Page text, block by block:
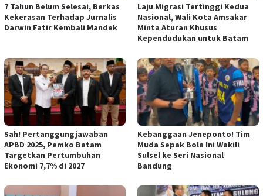
7 Tahun Belum Selesai, Berkas
Kekerasan Terhadap Jurnalis
Darwin Fatir Kembali Mandek
Laju Migrasi Tertinggi Kedua
Nasional, Wali Kota Amsakar
Minta Aturan Khusus
Kependudukan untuk Batam
Sah! Pertanggungjawaban
APBD 2025, Pemko Batam
Targetkan Pertumbuhan
Ekonomi 7,7% di 2027
Kebanggaan Jeneponto! Tim
Muda Sepak Bola Ini Wakili
Sulsel ke Seri Nasional
Bandung